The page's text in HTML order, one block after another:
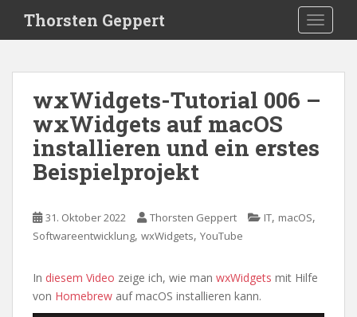
i
Thorsten Geppert
wxWidgets-Tutorial 006 –
wxWidgets auf macOS
installieren und ein erstes
Beispielprojekt
31. Oktober 2022 Thorsten Geppert IT, macOS,
Softwareentwicklung, wxWidgets, YouTube
In diesem Video zeige ich, wie man wxWidgets mit Hilfe
von Homebrew auf macOS installieren kann.